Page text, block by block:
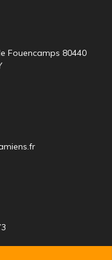
Fouencamps 80440